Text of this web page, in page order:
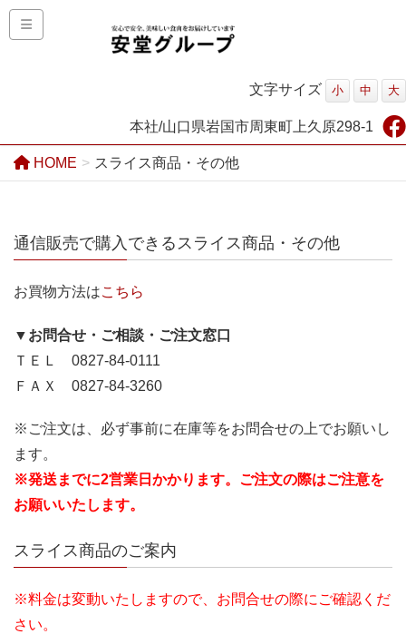
文字サイズ 小 中 大
本社/山口県岩国市周東町上久原298-1
HOME スライス商品・その他
通信販売で購入できるスライス商品・その他
お買物方法はこちら
▼お問合せ・ご相談・ご注文窓口
ＴＥＬ 0827-84-0111
ＦＡＸ 0827-84-3260
※ご注文は、必ず事前に在庫等をお問合せの上でお願いし
ます。
※発送までに2営業日かかります。ご注文の際はご注意を
お願いいたします。
スライス商品のご案内
※料金は変動いたしますので、お問合せの際にご確認くだ
さい。